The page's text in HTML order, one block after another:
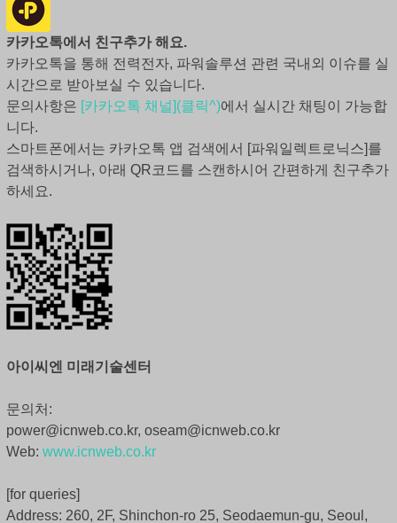
카카오톡에서 친구추가 해요.
카카오톡을 통해 전력전자, 파워솔루션 관련 국내외 이슈를 실
시간으로 받아보실 수 있습니다.
문의사항은 [카카오톡 채널](클릭^)에서 실시간 채팅이 가능합
니다.
스마트폰에서는 카카오톡 앱 검색에서 [파워일렉트로닉스]를
검색하시거나, 아래 QR코드를 스캔하시어 간편하게 친구추가
하세요.
아이씨엔 미래기술센터
문의처:
power@icnweb.co.kr, oseam@icnweb.co.kr
Web: www.icnweb.co.kr
[for queries]
Address: 260, 2F, Shinchon-ro 25, Seodaemun-gu, Seoul,